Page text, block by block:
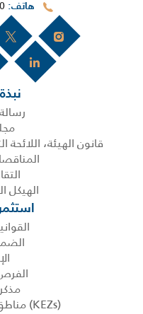
هاتف
قانون الهيئة، اللائحة
الهيكل
(KEZs) مناطق الكويت الاقتصادية